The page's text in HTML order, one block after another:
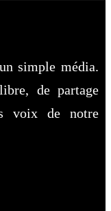
simple média.
de partage
voix de notre